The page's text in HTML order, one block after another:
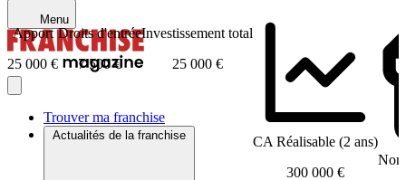
Menu
Trouver ma franchise
Actualités de la franchise
Apport
25 000 €
Droits d'entrée
7 500 €
Investissement total
25 000 €
CA Réalisable (2 ans)
300 000 €